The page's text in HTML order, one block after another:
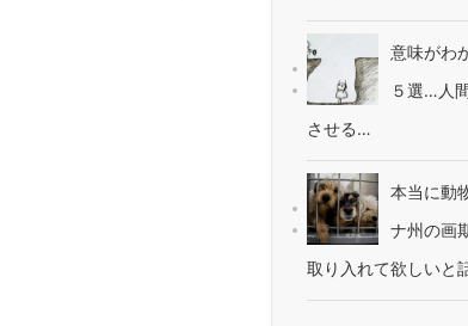
意味がわ
５選…人
させる…
本当に動
ナ州の画
取り入れて欲しいと